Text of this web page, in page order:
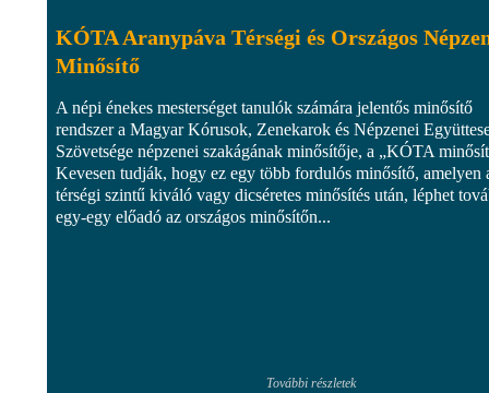
KÓTA Aranypáva Térségi és Országos
Minősítő
A népi énekes mesterséget tanulók számára jelentős minősítő
rendszer a Magyar Kórusok, Zenekarok és Népzenei
Szövetsége népzenei szakágának minősítője, a „KÓTA
Kevesen tudják, hogy ez egy több fordulós minősítő, amelyen
térségi szintű kiváló vagy dicséretes minősítés után, léphet
egy-egy előadó az országos minősítőn...
További részletek